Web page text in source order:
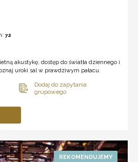
72
akustykę, dostęp do światła dziennego i
uroki sal w prawdziwym pałacu.